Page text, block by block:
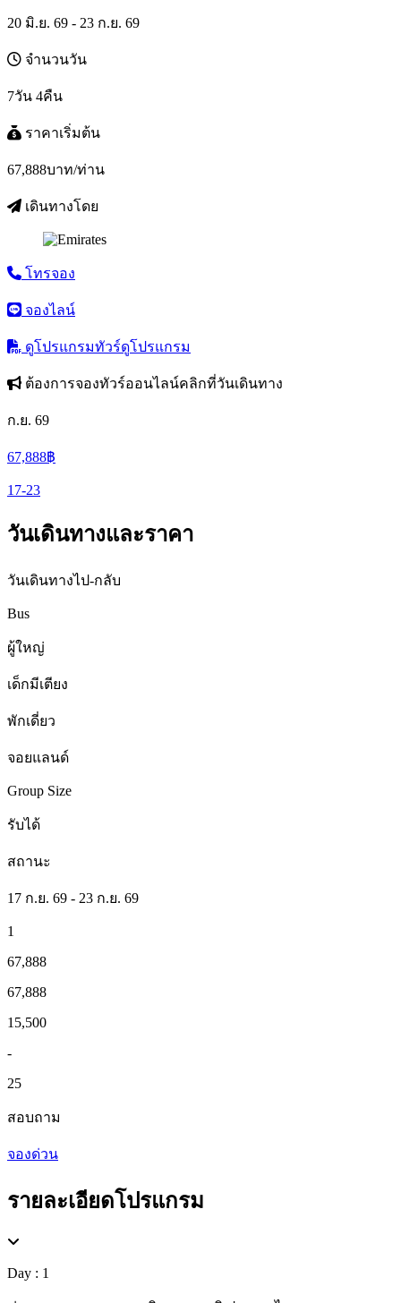
20 มิ.ย. 69 - 23 ก.ย. 69
จำนวนวัน
7วัน 4คืน
ราคาเริ่มต้น
67,888บาท/ท่าน
เดินทางโดย
โทรจอง
จองไลน์
ดูโปรแกรมทัวร์ดูโปรแกรม
ต้องการจองทัวร์ออนไลน์คลิกที่วันเดินทาง
ก.ย. 69
67,888฿
17-23
วันเดินทางและราคา
วันเดินทางไป-กลับ
Bus
ผู้ใหญ่
เด็กมีเตียง
พักเดี่ยว
จอยแลนด์
Group Size
รับได้
สถานะ
17 ก.ย. 69 - 23 ก.ย. 69
1
67,888
67,888
15,500
-
25
สอบถาม
จองด่วน
รายละเอียดโปรแกรม
Day : 1